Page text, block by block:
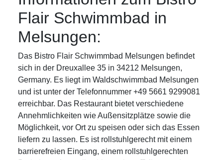
Flair Schwimmbad in
Melsungen:
Das Bistro Flair Schwimmbad Melsungen befindet
sich in der Dreuxallee 35 in 34212 Melsungen,
Germany. Es liegt im Waldschwimmbad Melsungen
und ist unter der Telefonnummer +49 5661 9299081
erreichbar. Das Restaurant bietet verschiedene
Annehmlichkeiten wie Außensitzplätze sowie die
Möglichkeit, vor Ort zu speisen oder sich das Essen
liefern zu lassen. Es ist rollstuhlgerecht mit einem
barrierefreien Eingang, einem rollstuhlgerechten